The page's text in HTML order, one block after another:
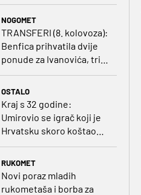
NOGOMET
TRANSFERI (8. kolovoza):
Benfica prihvatila dvije
ponude za Ivanovića, tri
kluba u borbi za potpis
OSTALO
Kraj s 32 godine:
Umirovio se igrač koji je
Hrvatsku skoro koštao
svjetskog zlata
RUKOMET
Novi poraz mladih
rukometaša i borba za